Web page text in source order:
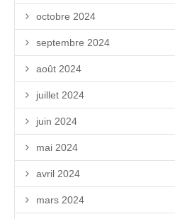
octobre 2024
septembre 2024
août 2024
juillet 2024
juin 2024
mai 2024
avril 2024
mars 2024